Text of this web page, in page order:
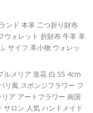
ンド 本革 二つ折り財布
ウォレット 折財布 牛革 革
サイフ 革小物 ウォレッ
ルメリア 造花 白 SS 4cm
リ風 スポンジフラワー フ
ア アートフラワー 南国
サロン 人気 ハンドメイド